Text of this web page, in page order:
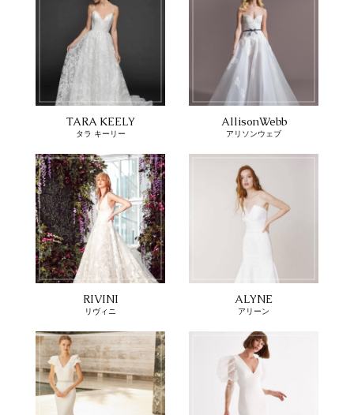
TARA KEELY
タラ キーリー
AllisonWebb
アリソンウェブ
RIVINI
リヴィニ
ALYNE
アリーン